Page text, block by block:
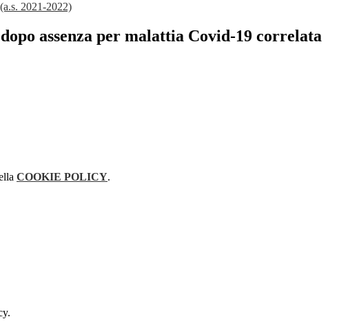
2021-2022)
assenza per malattia Covid-19 correlata
COOKIE POLICY.